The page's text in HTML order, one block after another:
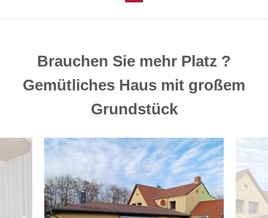
Brauchen Sie mehr Platz ?
Gemütliches Haus mit großem
Grundstück